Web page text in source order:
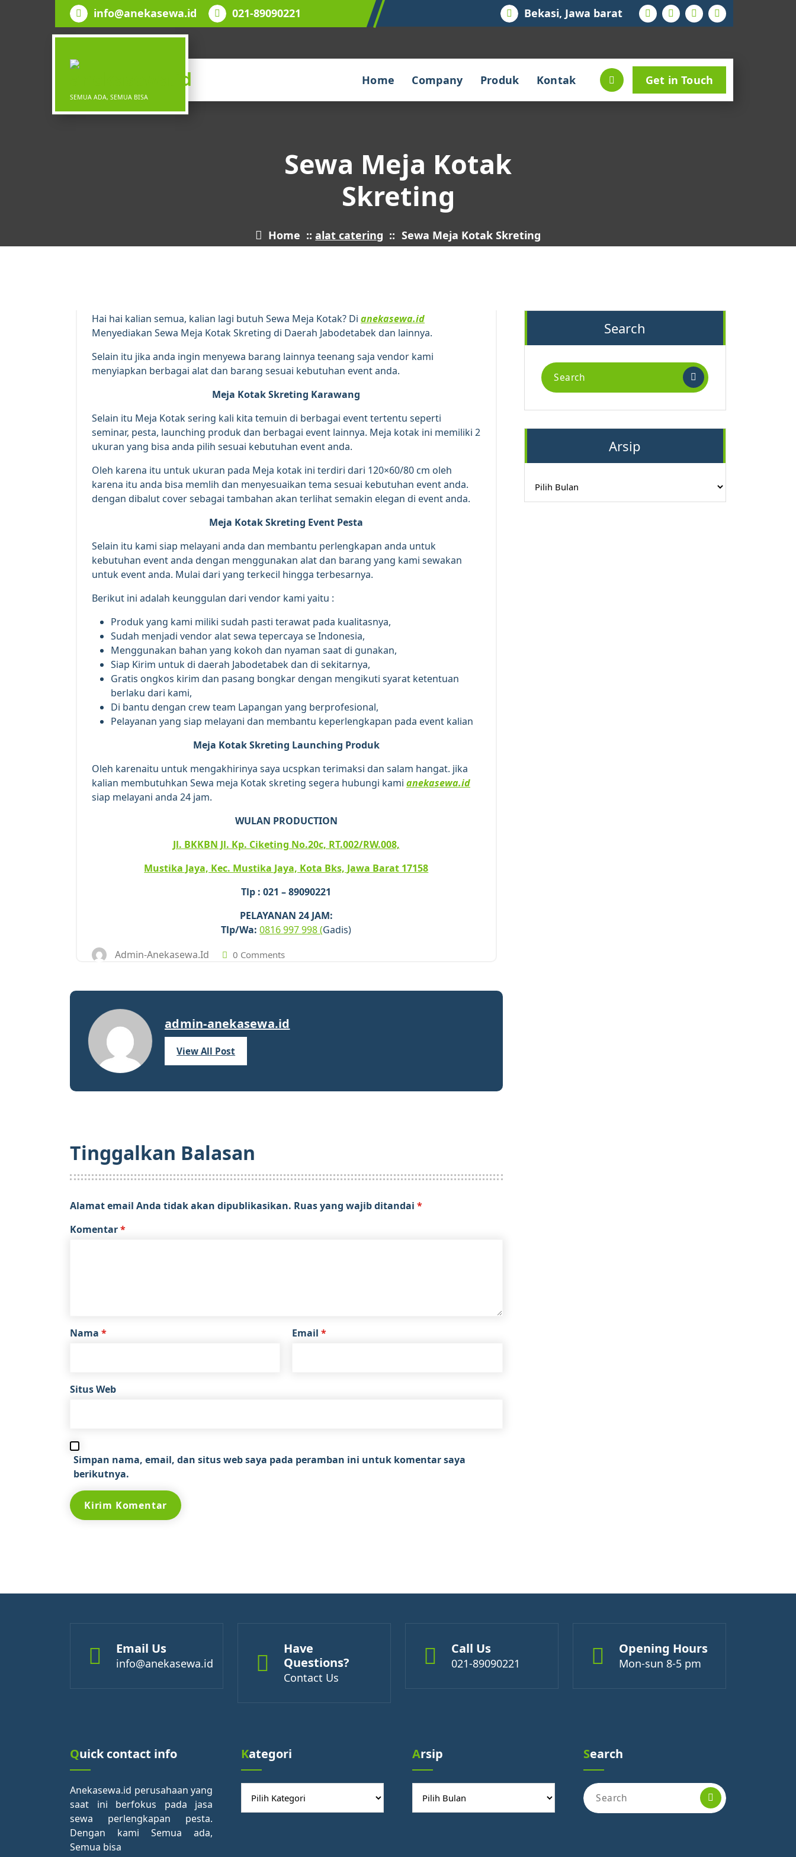
info@anekasewa.id 021-89090221 Bekasi, Jawa barat
SEMUA ADA, SEMUA BISA
Home Company Produk Kontak Get in Touch
Sewa Meja Kotak
Skreting
Home ::alat catering :: Sewa Meja Kotak Skreting
Hai hai kalian semua, kalian lagi butuh Sewa Meja Kotak? Di anekasewa.id
Menyediakan Sewa Meja Kotak Skreting di Daerah Jabodetabek dan lainnya.
Selain itu jika anda ingin menyewa barang lainnya teenang saja vendor kami
menyiapkan berbagai alat dan barang sesuai kebutuhan event anda.
Meja Kotak Skreting Karawang
Selain itu Meja Kotak sering kali kita temuin di berbagai event tertentu seperti
seminar, pesta, launching produk dan berbagai event lainnya. Meja kotak ini memiliki 2
ukuran yang bisa anda pilih sesuai kebutuhan event anda.
Oleh karena itu untuk ukuran pada Meja kotak ini terdiri dari 120×60/80 cm oleh
karena itu anda bisa memlih dan menyesuaikan tema sesuai kebutuhan event anda.
dengan dibalut cover sebagai tambahan akan terlihat semakin elegan di event anda.
Meja Kotak Skreting Event Pesta
Selain itu kami siap melayani anda dan membantu perlengkapan anda untuk
kebutuhan event anda dengan menggunakan alat dan barang yang kami sewakan
untuk event anda. Mulai dari yang terkecil hingga terbesarnya.
Berikut ini adalah keunggulan dari vendor kami yaitu :
Produk yang kami miliki sudah pasti terawat pada kualitasnya,
Sudah menjadi vendor alat sewa tepercaya se Indonesia,
Menggunakan bahan yang kokoh dan nyaman saat di gunakan,
Siap Kirim untuk di daerah Jabodetabek dan di sekitarnya,
Gratis ongkos kirim dan pasang bongkar dengan mengikuti syarat ketentuan
berlaku dari kami,
Di bantu dengan crew team Lapangan yang berprofesional,
Pelayanan yang siap melayani dan membantu keperlengkapan pada event kalian
Meja Kotak Skreting Launching Produk
Oleh karenaitu untuk mengakhirinya saya ucspkan terimaksi dan salam hangat. jika
kalian membutuhkan Sewa meja Kotak skreting segera hubungi kami anekasewa.id
siap melayani anda 24 jam.
WULAN PRODUCTION
Jl. BKKBN Jl. Kp. Ciketing No.20c, RT.002/RW.008,
Mustika Jaya, Kec. Mustika Jaya, Kota Bks, Jawa Barat 17158
Tlp : 021 – 89090221
PELAYANAN 24 JAM:
Tlp/Wa: 0816 997 998 (Gadis)
Admin-Anekasewa.id 0 Comments
admin-anekasewa.id
View All Post
Tinggalkan Balasan
Alamat email Anda tidak akan dipublikasikan. Ruas yang wajib ditandai *
Komentar*
Nama * Email*
Situs Web
Simpan nama, email, dan situs web saya pada peramban ini untuk komentar saya
berikutnya.
Search
Search
for:
Arsip
Email Us
info@anekasewa.id
Have
Questions?
Contact Us
Call Us
021-89090221
Opening Hours
Mon-sun 8-5 pm
Quick contact info
Anekasewa.id perusahaan yang
saat ini berfokus pada jasa
sewa perlengkapan pesta.
Dengan kami Semua ada,
Semua bisa
Kategori Arsip Search
Search
for: